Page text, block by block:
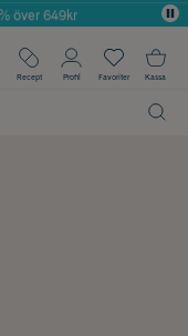
över 649kr
Recept Profil Favoriter Kassa